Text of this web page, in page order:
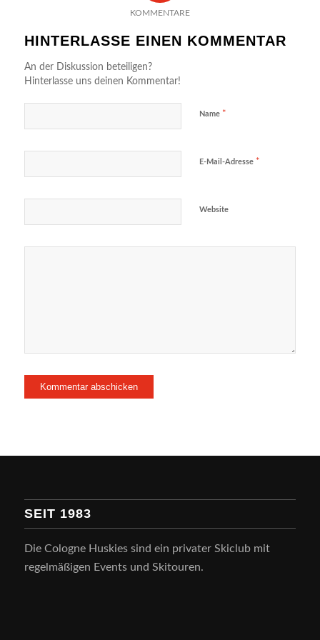
KOMMENTARE
HINTERLASSE EINEN KOMMENTAR
An der Diskussion beteiligen?
Hinterlasse uns deinen Kommentar!
Name *
E-Mail-Adresse *
Website
SEIT 1983
Die Cologne Huskies sind ein privater Skiclub mit
regelmäßigen Events und Skitouren.